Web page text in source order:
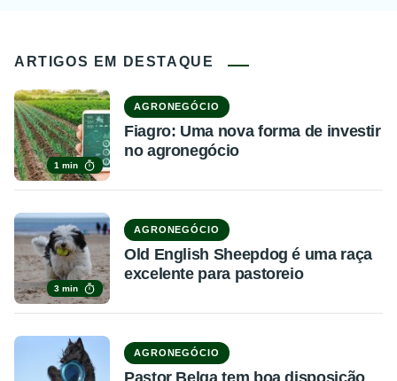
ARTIGOS EM DESTAQUE
1 min
AGRONEGÓCIO
Fiagro: Uma nova forma de investir
no agronegócio
3 min
AGRONEGÓCIO
Old English Sheepdog é uma raça
excelente para pastoreio
AGRONEGÓCIO
Pastor Belga tem boa disposição